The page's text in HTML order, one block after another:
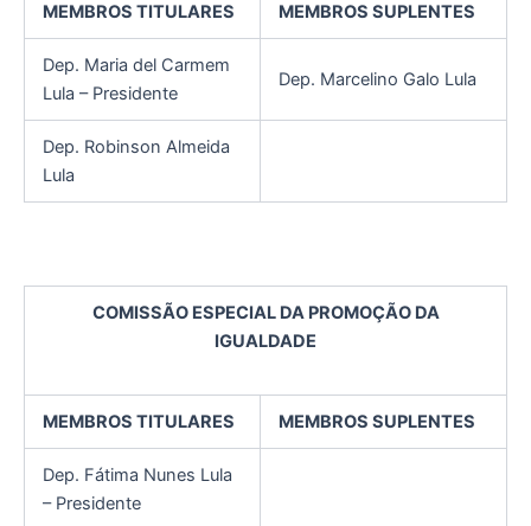
MEMBROS TITULARES MEMBROS SUPLENTES
Dep. Maria del Carmem
Lula – Presidente
Dep. Marcelino Galo Lula
Dep. Robinson Almeida
Lula
COMISSÃO ESPECIAL DA PROMOÇÃO DA
IGUALDADE
MEMBROS TITULARES MEMBROS SUPLENTES
Dep. Fátima Nunes Lula
– Presidente